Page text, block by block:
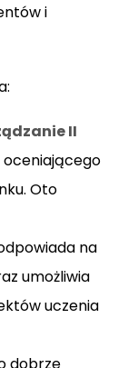
i
II
oceniającego
Oto
na
umożliwia
uczenia
dobrze